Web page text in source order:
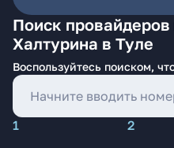
Поиск провайдеров
Халтурина в Туле
Воспользуйтесь поиском,
1 2